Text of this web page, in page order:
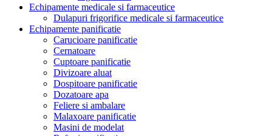
Echipamente medicale si farmaceutice
Dulapuri frigorifice medicale si farmaceutice
Echipamente panificatie
Carucioare panificatie
Cernatoare
Cuptoare panificatie
Divizoare aluat
Dospitoare panificatie
Dozatoare apa
Feliere si ambalare
Malaxoare panificatie
Masini de modelat